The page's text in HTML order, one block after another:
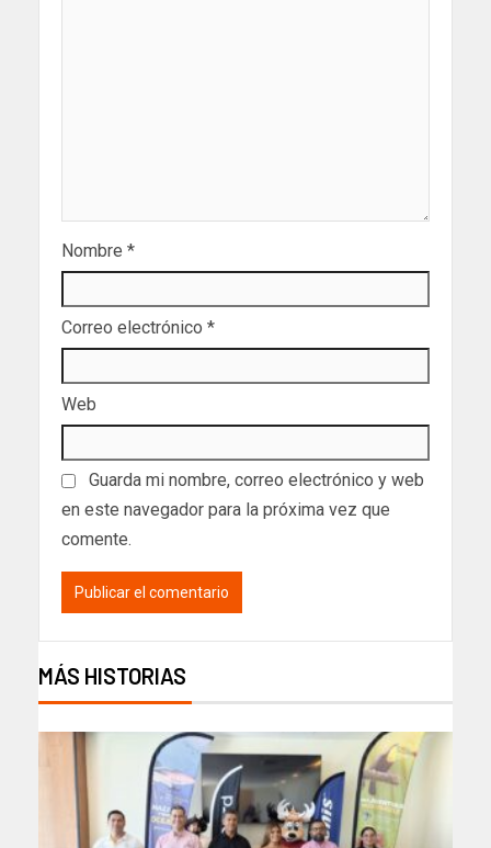
Nombre *
Correo electrónico *
Web
Guarda mi nombre, correo electrónico y web
en este navegador para la próxima vez que
comente.
MÁS HISTORIAS